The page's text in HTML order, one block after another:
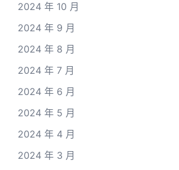
2024 年 10 月
2024 年 9 月
2024 年 8 月
2024 年 7 月
2024 年 6 月
2024 年 5 月
2024 年 4 月
2024 年 3 月